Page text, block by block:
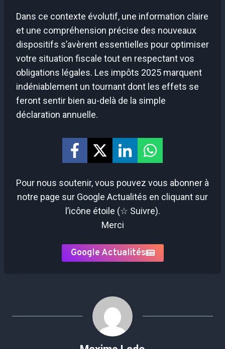
Dans ce contexte évolutif, une information claire
et une compréhension précise des nouveaux
dispositifs s’avèrent essentielles pour optimiser
votre situation fiscale tout en respectant vos
obligations légales. Les impôts 2025 marquent
indéniablement un tournant dont les effets se
feront sentir bien au-delà de la simple
déclaration annuelle.
Pour nous soutenir, vous pouvez vous abonner à
notre page sur Google Actualités en cliquant sur
l’icône étoile (☆ Suivre).
Merci
Google Actualités